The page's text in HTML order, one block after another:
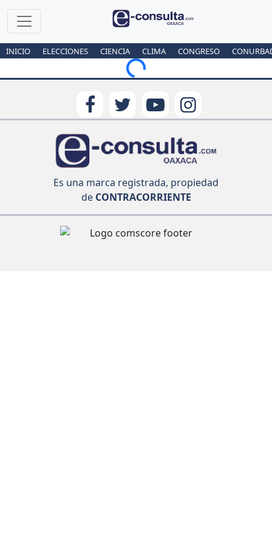
INICIO ELECCIONES CIENCIA CLIMA CONGRESO
Loading...
Es una marca registrada, propiedad
deCONTRACORRIENTE